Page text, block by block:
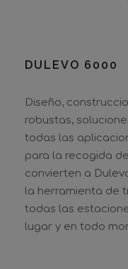
DULEVO 6000
Diseño,
robustas,
todas las
para la recogida
convierten a
la herramienta de
todas las
lugar y en todo